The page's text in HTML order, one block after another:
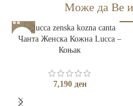
Може да Ве
Чанта Женска Кожна Lucca –
Коњак
7,190 ден